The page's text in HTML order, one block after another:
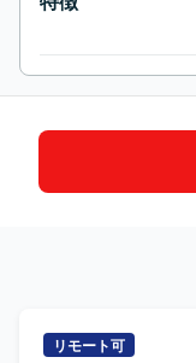
リモート可